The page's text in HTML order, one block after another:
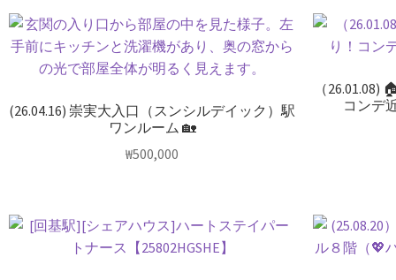
(26.04.16) 崇実大入口（スンシルデイック）駅
ワンルーム 🏡
₩500,000
（
コンデ